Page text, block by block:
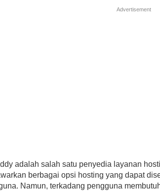
Advertisement
adalah salah satu penyedia layanan
berbagai opsi hosting yang dapat
Namun, terkadang pengguna